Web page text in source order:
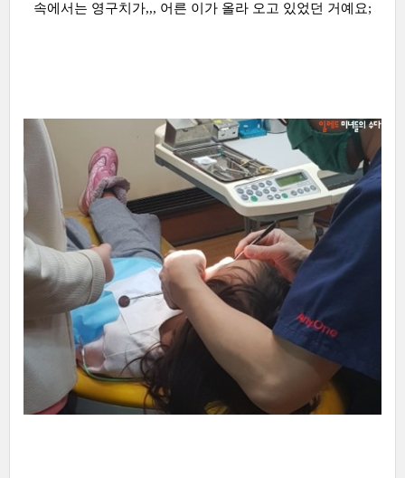
속에서는 영구치가,,, 어른 이가 올라 오고 있었던 거예요;